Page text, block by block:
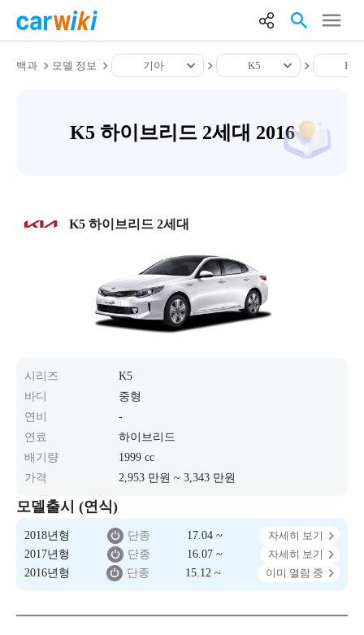
백과 모델 정보 기아 K5 K5
K5 하이브리드 2세대 2016
K5 하이브리드 2세대
시리즈
K5
바디
중형
연비
-
연료
하이브리드
배기량
1999 cc
가격
2,953 만원 ~ 3,343 만원
모델출시 (연식)
2018년형 단종 17.04 ~
자세히 보기
2017년형
단종 16.07 ~
자세히 보기
2016년형
단종 15.12 ~ 이미 열람 중